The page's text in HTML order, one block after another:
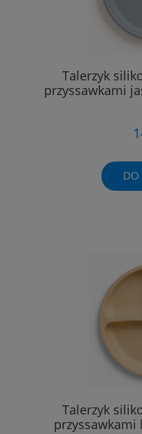
Talerzyk
przyssawkami
DO
Talerzyk
przyssawkami